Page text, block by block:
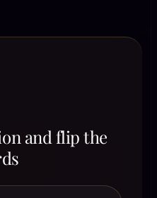
and flip the